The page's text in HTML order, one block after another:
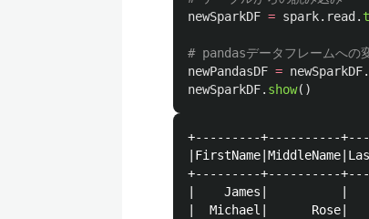
newSparkDF = spark. read .
newPandasDF = newSparkDF.
newSparkDF. show()
+---------+----------
+---------+----------
|    James|          |
|  Michael|      Rose|